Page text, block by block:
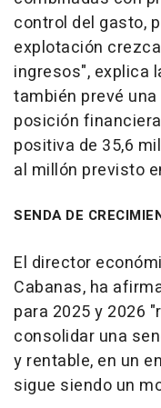
control del gasto,
explotación
ingresos", explica
también prevé
posición
positiva de 35,6
al millón previsto
SENDA DE
El director
Cabanas, ha
para 2025 y 2026
consolidar una
y rentable, en un
sigue siendo un